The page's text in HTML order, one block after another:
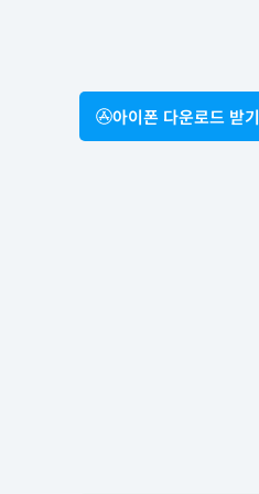
아이폰 다운로드 받기